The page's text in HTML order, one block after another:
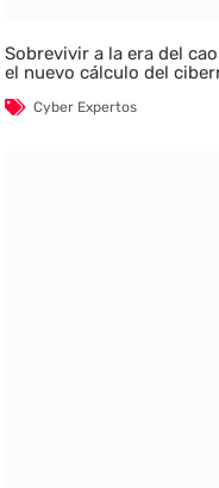
Sobrevivir a la era del
el nuevo cálculo del
Cyber Expertos